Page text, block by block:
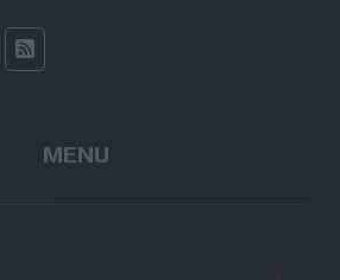
MENU